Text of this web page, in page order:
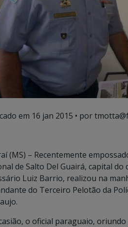
em 16 jan 2015 • por
(MS) – Recentemente
de Salto Del Guairá, capital
Luiz Barrio, realizou na
do Terceiro Pelotão da
o oficial paraguaio,